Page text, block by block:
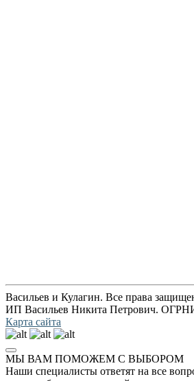
Васильев и Кулагин. Все права
ИП Васильев Никита Петрович.
Карта сайта
МЫ ВАМ ПОМОЖЕМ С ВЫБОРОМ
Наши специалисты ответят на все